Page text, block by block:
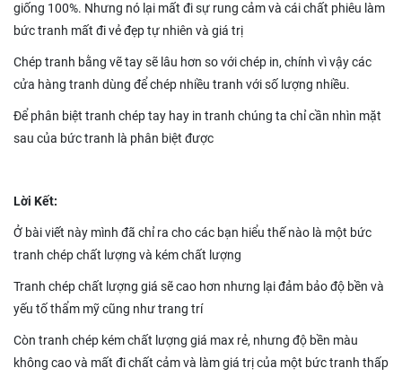
giống 100%. Nhưng nó lại mất đi sự rung cảm và cái chất phiêu làm
bức tranh mất đi vẻ đẹp tự nhiên và giá trị
Chép tranh bằng vẽ tay sẽ lâu hơn so với chép in, chính vì vậy các
cửa hàng tranh dùng để chép nhiều tranh với số lượng nhiều.
Để phân biệt tranh chép tay hay in tranh chúng ta chỉ cần nhìn mặt
sau của bức tranh là phân biệt được
Lời Kết:
Ở bài viết này mình đã chỉ ra cho các bạn hiểu thế nào là một bức
tranh chép chất lượng và kém chất lượng
Tranh chép chất lượng giá sẽ cao hơn nhưng lại đảm bảo độ bền và
yếu tố thẩm mỹ cũng như trang trí
Còn tranh chép kém chất lượng giá max rẻ, nhưng độ bền màu
không cao và mất đi chất cảm và làm giá trị của một bức tranh thấp